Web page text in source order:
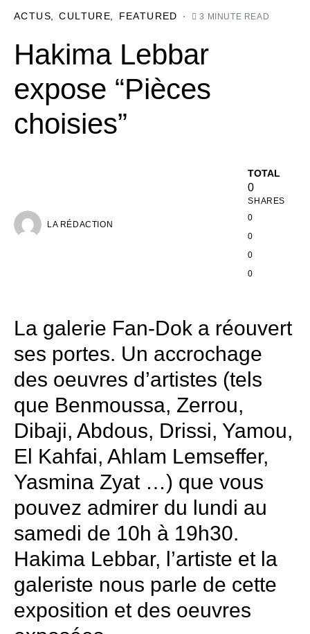
ACTUS CULTURE FEATURED 3 MINUTE READ
Hakima Lebbar
expose “Pièces
choisies”
LA RÉDACTION
TOTAL
0
SHARES
0
0
0
0
La galerie Fan-Dok a réouvert
ses portes. Un accrochage
des oeuvres d’artistes (tels
que Benmoussa, Zerrou,
Dibaji, Abdous, Drissi, Yamou,
El Kahfai, Ahlam Lemseffer,
Yasmina Zyat …) que vous
pouvez admirer du lundi au
samedi de 10h à 19h30.
Hakima Lebbar, l’artiste et la
galeriste nous parle de cette
exposition et des oeuvres